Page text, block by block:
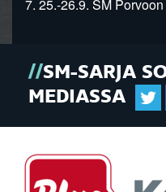
7. 25.-26.9. SM
SM-SARJA
MEDIASSA